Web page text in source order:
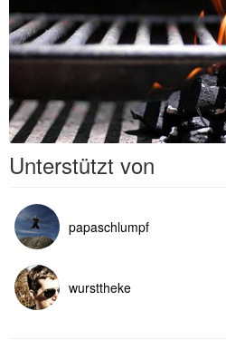
Unterstützt von
papaschlumpf
wursttheke